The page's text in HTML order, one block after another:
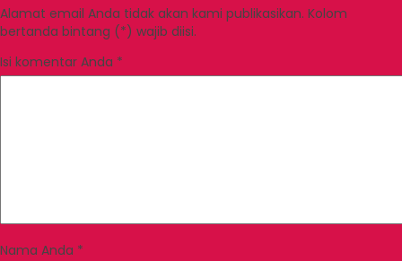
Alamat email Anda tidak akan kami publikasikan. Kolom
bertanda bintang (*) wajib diisi.
Isi komentar Anda *
Nama Anda *